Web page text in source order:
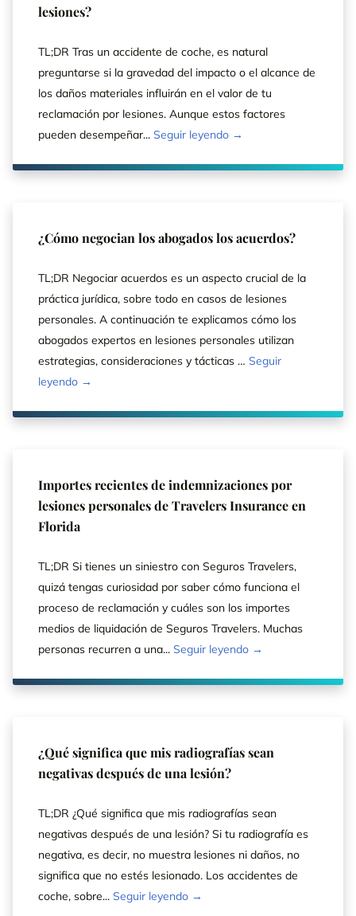
lesiones?
TL;DR Tras un accidente de coche, es natural
preguntarse si la gravedad del impacto o el alcance de
los daños materiales influirán en el valor de tu
reclamación por lesiones. Aunque estos factores
pueden desempeñar... Seguir leyendo →
¿Cómo negocian los abogados los acuerdos?
TL;DR Negociar acuerdos es un aspecto crucial de la
práctica jurídica, sobre todo en casos de lesiones
personales. A continuación te explicamos cómo los
abogados expertos en lesiones personales utilizan
estrategias, consideraciones y tácticas … Seguir
leyendo →
Importes recientes de indemnizaciones por
lesiones personales de Travelers Insurance en
Florida
TL;DR Si tienes un siniestro con Seguros Travelers,
quizá tengas curiosidad por saber cómo funciona el
proceso de reclamación y cuáles son los importes
medios de liquidación de Seguros Travelers. Muchas
personas recurren a una... Seguir leyendo →
¿Qué significa que mis radiografías sean
negativas después de una lesión?
TL;DR ¿Qué significa que mis radiografías sean
negativas después de una lesión? Si tu radiografía es
negativa, es decir, no muestra lesiones ni daños, no
significa que no estés lesionado. Los accidentes de
coche, sobre... Seguir leyendo →